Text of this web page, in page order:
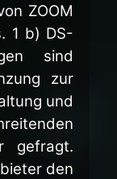
ZOOM
1 b) DS-
sind
zur
und
gefragt.
den